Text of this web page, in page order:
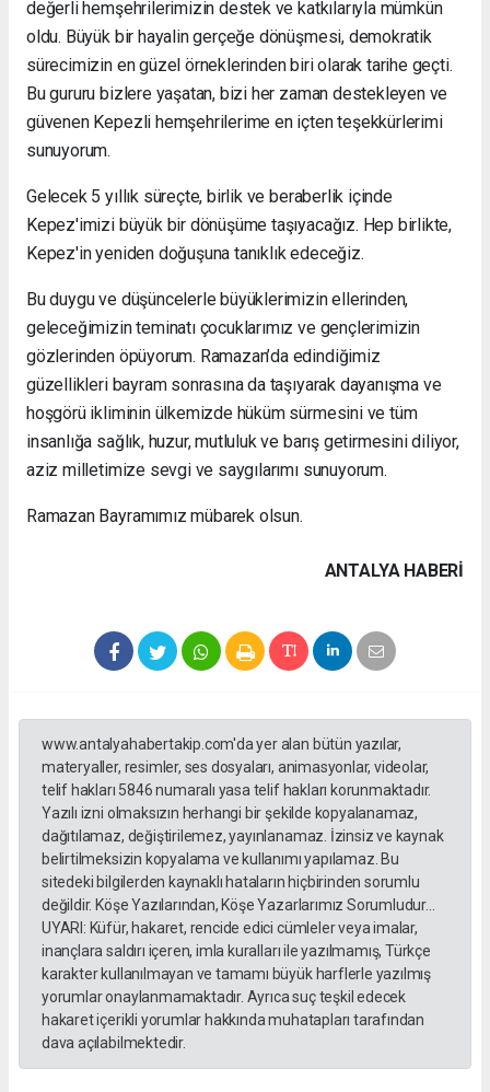
değerli hemşehrilerimizin destek ve katkılarıyla mümkün
oldu. Büyük bir hayalin gerçeğe dönüşmesi, demokratik
sürecimizin en güzel örneklerinden biri olarak tarihe geçti.
Bu gururu bizlere yaşatan, bizi her zaman destekleyen ve
güvenen Kepezli hemşehrilerime en içten teşekkürlerimi
sunuyorum.
Gelecek 5 yıllık süreçte, birlik ve beraberlik içinde
Kepez'imizi büyük bir dönüşüme taşıyacağız. Hep birlikte,
Kepez'in yeniden doğuşuna tanıklık edeceğiz.
Bu duygu ve düşüncelerle büyüklerimizin ellerinden,
geleceğimizin teminatı çocuklarımız ve gençlerimizin
gözlerinden öpüyorum. Ramazan’da edindiğimiz
güzellikleri bayram sonrasına da taşıyarak dayanışma ve
hoşgörü ikliminin ülkemizde hüküm sürmesini ve tüm
insanlığa sağlık, huzur, mutluluk ve barış getirmesini diliyor,
aziz milletimize sevgi ve saygılarımı sunuyorum.
Ramazan Bayramımız mübarek olsun.
ANTALYA HABERİ
www.antalyahabertakip.com'da yer alan bütün yazılar,
materyaller, resimler, ses dosyaları, animasyonlar, videolar,
telif hakları 5846 numaralı yasa telif hakları korunmaktadır.
Yazılı izni olmaksızın herhangi bir şekilde kopyalanamaz,
dağıtılamaz, değiştirilemez, yayınlanamaz. İzinsiz ve kaynak
belirtilmeksizin kopyalama ve kullanımı yapılamaz. Bu
sitedeki bilgilerden kaynaklı hataların hiçbirinden sorumlu
değildir. Köşe Yazılarından, Köşe Yazarlarımız Sorumludur...
UYARI: Küfür, hakaret, rencide edici cümleler veya imalar,
inançlara saldırı içeren, imla kuralları ile yazılmamış, Türkçe
karakter kullanılmayan ve tamamı büyük harflerle yazılmış
yorumlar onaylanmamaktadır. Ayrıca suç teşkil edecek
hakaret içerikli yorumlar hakkında muhatapları tarafından
dava açılabilmektedir.